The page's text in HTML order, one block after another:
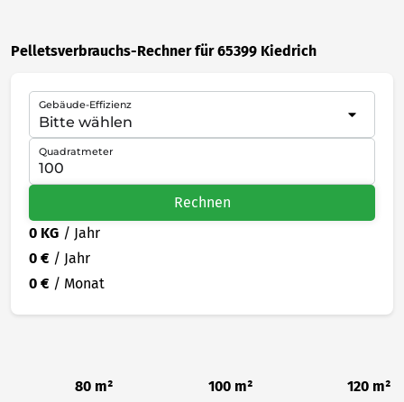
Pelletsverbrauchs-Rechner für 65399 Kiedrich
Gebäude-Effizienz
Quadratmeter
Rechnen
0 KG / Jahr
0 € / Jahr
0 € / Monat
80 m² 100 m² 120 m²